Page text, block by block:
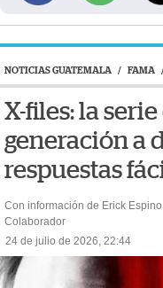
NOTICIAS GUATEMALA / FAMA
X-files: la
generación a
respuestas
Con información de Erick
Colaborador
24 de julio de 2026, 22:44